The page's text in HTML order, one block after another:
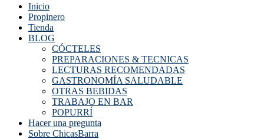
Inicio
Propinero
Tienda
BLOG
CÓCTELES
PREPARACIONES & TECNICAS
LECTURAS RECOMENDADAS
GASTRONOMÍA SALUDABLE
OTRAS BEBIDAS
TRABAJO EN BAR
POPURRÍ
Hacer una pregunta
Sobre ChicasBarra